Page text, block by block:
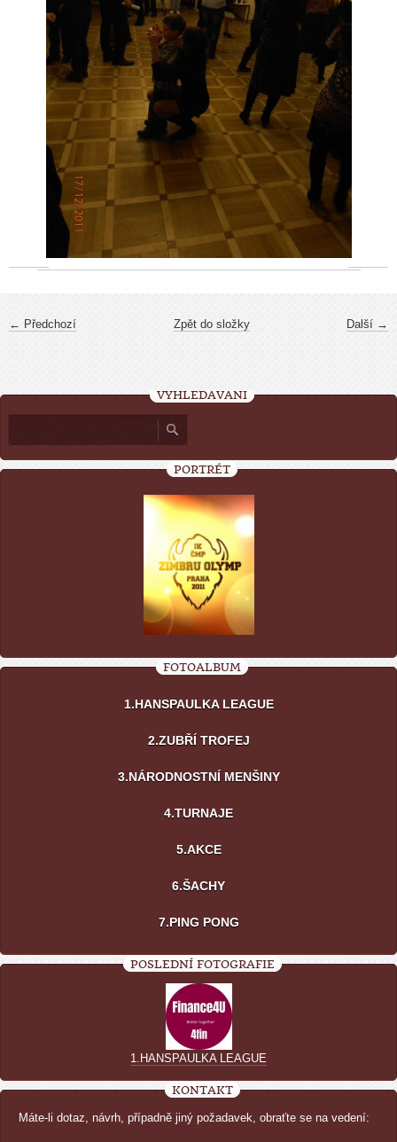
← Předchozí Další →
Zpět do složky
VYHLEDÁVÁNÍ
PORTRÉT
FOTOALBUM
1.HANSPAULKA LEAGUE
2.ZUBŘÍ TROFEJ
3.NÁRODNOSTNÍ MENŠINY
4.TURNAJE
5.AKCE
6.ŠACHY
7.PING PONG
POSLEDNÍ FOTOGRAFIE
1.HANSPAULKA LEAGUE
KONTAKT
Máte-li dotaz, návrh, případně jiný požadavek, obraťte se na vedení: